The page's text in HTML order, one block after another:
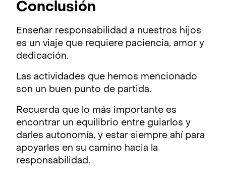
Conclusión
Enseñar responsabilidad a nuestros hijos
es un viaje que requiere paciencia, amor y
dedicación.
Las actividades que hemos mencionado
son un buen punto de partida.
Recuerda que lo más importante es
encontrar un equilibrio entre guiarlos y
darles autonomía, y estar siempre ahí para
apoyarles en su camino hacia la
responsabilidad.